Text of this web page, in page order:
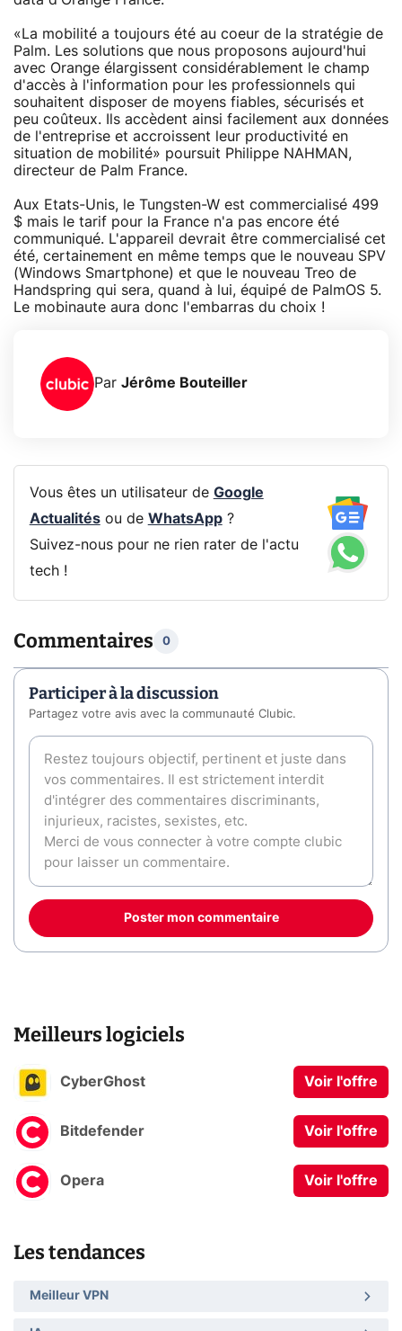
«La mobilité a toujours été au coeur de la stratégie de
Palm. Les solutions que nous proposons aujourd'hui
avec Orange élargissent considérablement le champ
d'accès à l'information pour les professionnels qui
souhaitent disposer de moyens fiables, sécurisés et
peu coûteux. Ils accèdent ainsi facilement aux données
de l'entreprise et accroissent leur productivité en
situation de mobilité» poursuit Philippe NAHMAN,
directeur de Palm France.
Aux Etats-Unis, le Tungsten-W est commercialisé 499
$ mais le tarif pour la France n'a pas encore été
communiqué. L'appareil devrait être commercialisé cet
été, certainement en même temps que le nouveau SPV
(Windows Smartphone) et que le nouveau Treo de
Handspring qui sera, quand à lui, équipé de PalmOS 5.
Le mobinaute aura donc l'embarras du choix !
Par Jérôme Bouteiller
Vous êtes un utilisateur de Google
Actualitésou de WhatsApp?
Suivez-nous pour ne rien rater de l'actu
tech !
Commentaires 0
Participer à la discussion
Partagez votre avis avec la communauté Clubic.
Poster mon commentaire
Meilleurs logiciels
CyberGhost Voir l'offre
Bitdefender Voir l'offre
Opera Voir l'offre
Les tendances
Meilleur VPN